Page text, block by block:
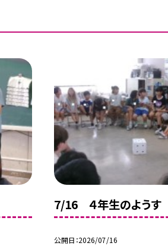
7/16 ４年生のようす
公開日 2026/07/16